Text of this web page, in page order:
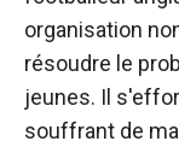
organisation
résoudre le
jeunes. Il
souffrant de